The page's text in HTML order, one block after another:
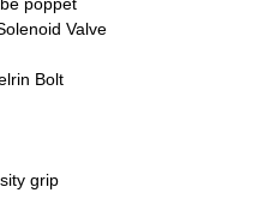
poppet
Valve
Bolt
grip